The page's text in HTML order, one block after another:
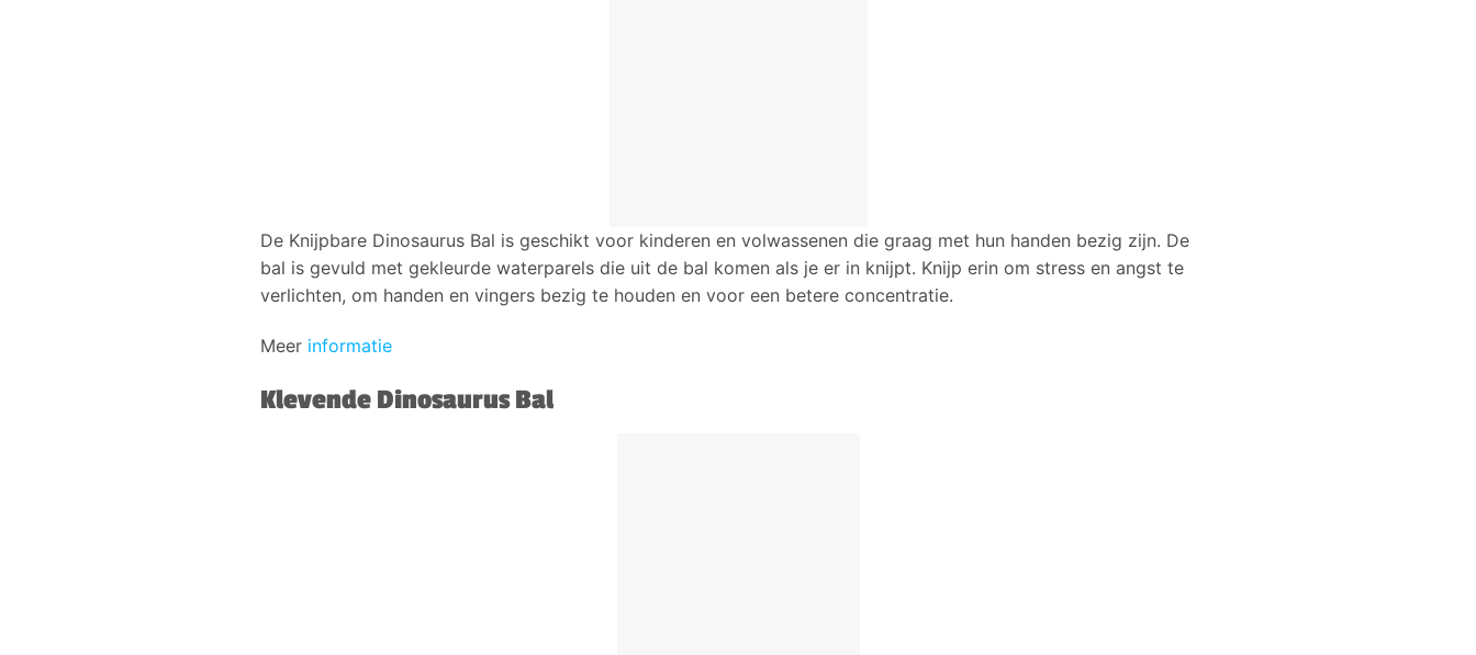
De Knijpbare Dinosaurus Bal is geschikt voor kinderen en volwassenen die graag met hun handen bezig zijn. De
bal is gevuld met gekleurde waterparels die uit de bal komen als je er in knijpt. Knijp erin om stress en angst te
verlichten, om handen en vingers bezig te houden en voor een betere concentratie.
Meer informatie
Klevende Dinosaurus Bal